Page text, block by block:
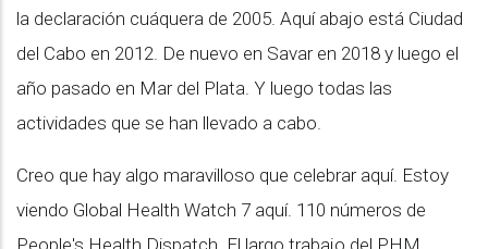
la declaración cuáquera de 2005. Aquí abajo está Ciudad
del Cabo en 2012. De nuevo en Savar en 2018 y luego el
año pasado en Mar del Plata. Y luego todas las
actividades que se han llevado a cabo.
Creo que hay algo maravilloso que celebrar aquí. Estoy
viendo Global Health Watch 7 aquí. 110 números de
People's Health Dispatch. El largo trabajo del PHM